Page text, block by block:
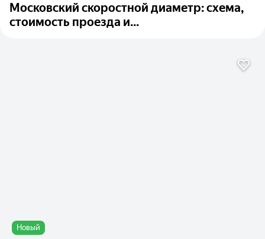
Московский скоростной диаметр: схема,
стоимость проезда и...
Новый